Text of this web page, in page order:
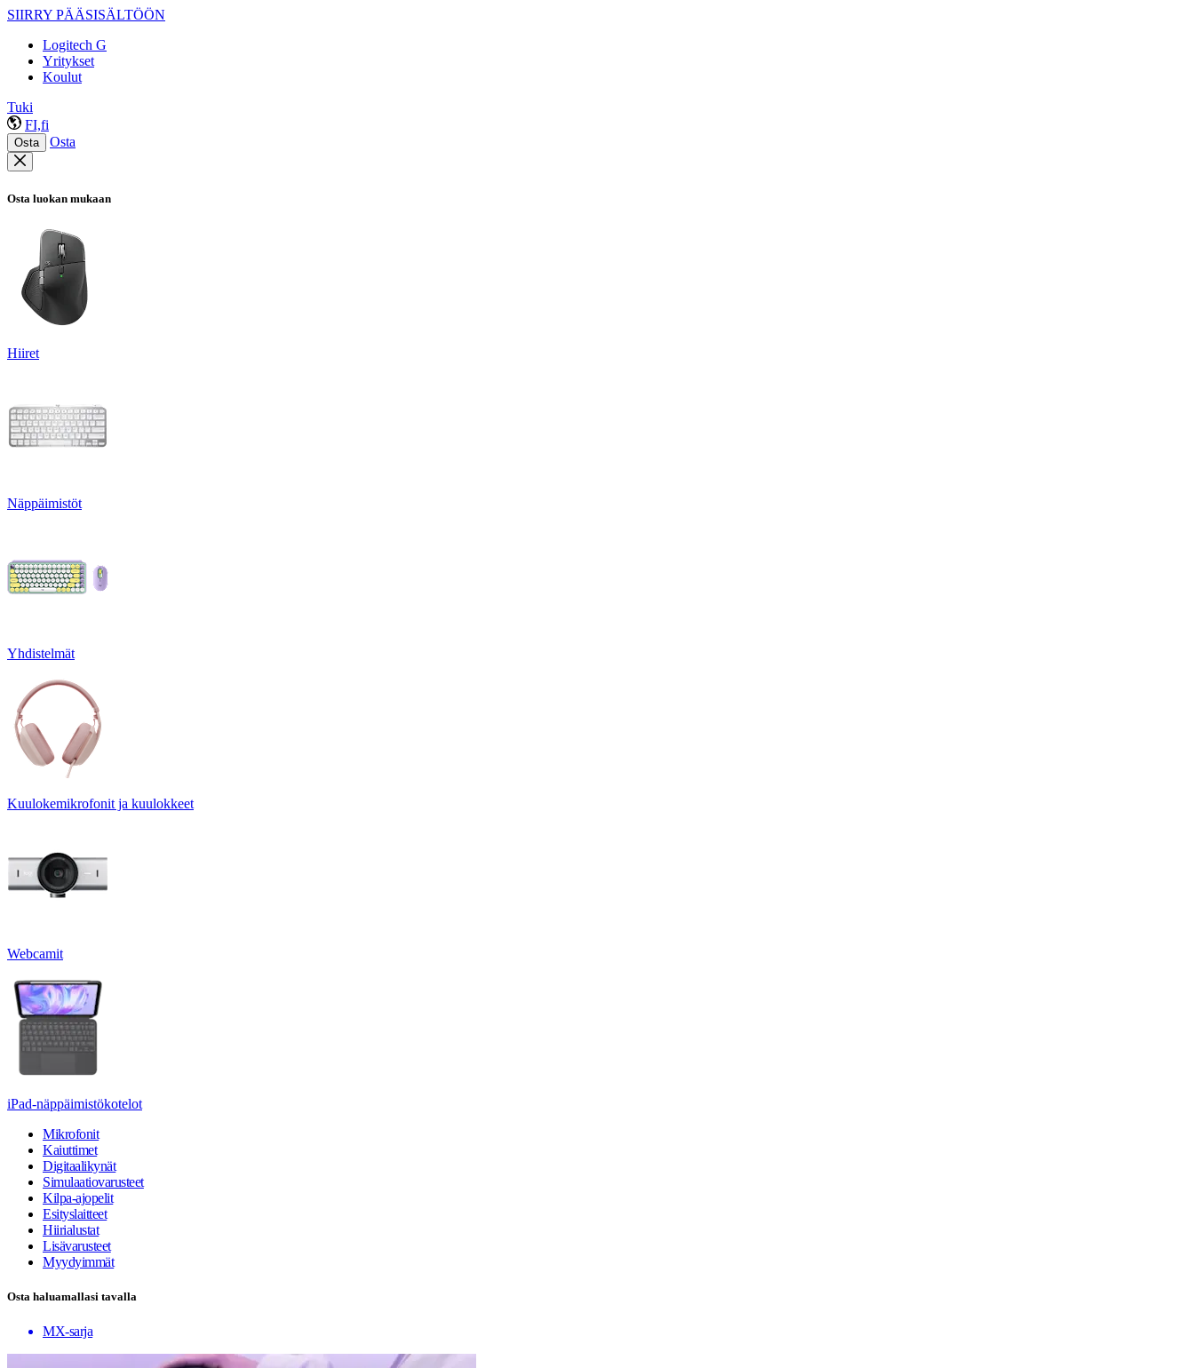
SIIRRY PÄÄSISÄLTÖÖN
Logitech G
Yritykset
Koulut
Tuki
FI,fi
Osta Osta
Osta luokan mukaan
Hiiret
Näppäimistöt
Yhdistelmät
Kuulokemikrofonit ja kuulokkeet
Webcamit
iPad-näppäimistökotelot
Mikrofonit
Kaiuttimet
Digitaalikynät
Simulaatiovarusteet
Kilpa-ajopelit
Esityslaitteet
Hiirialustat
Lisävarusteet
Myydyimmät
Osta haluamallasi tavalla
MX-sarja